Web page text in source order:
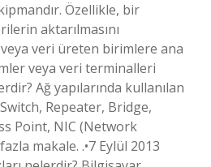
Özellikle, bir
aktarılmasını
veya veri üreten birimlere ana
veya veri terminalleri
Ağ yapılarında kullanılan
Repeater, Bridge,
Point, NIC (Network
makale. .•7 Eylül 2013